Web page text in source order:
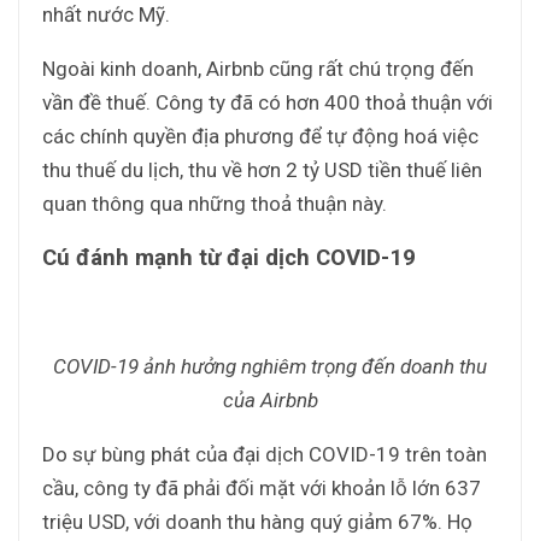
nhất nước Mỹ.
Ngoài kinh doanh, Airbnb cũng rất chú trọng đến
vần đề thuế. Công ty đã có hơn 400 thoả thuận với
các chính quyền địa phương để tự động hoá việc
thu thuế du lịch, thu về hơn 2 tỷ USD tiền thuế liên
quan thông qua những thoả thuận này.
Cú đánh mạnh từ đại dịch COVID-19
COVID-19 ảnh hưởng nghiêm trọng đến doanh thu
của Airbnb
Do sự bùng phát của đại dịch COVID-19 trên toàn
cầu, công ty đã phải đối mặt với khoản lỗ lớn 637
triệu USD, với doanh thu hàng quý giảm 67%. Họ